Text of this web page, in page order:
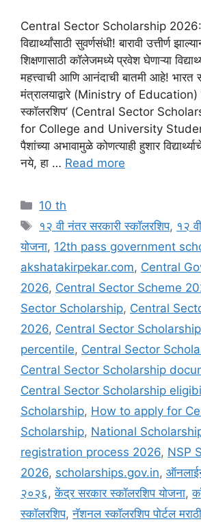
Central Sector Scholarship
विद्यार्थ्यांसाठी सुवर्णसंधी! बारावी उत्तीर्ण
शिक्षणासाठी कॉलेजमध्ये प्रवेश घेणाऱ्या
महत्त्वाची आणि आनंदाची बातमी आहे! भारत
मंत्रालयाद्वारे (Ministry of Education)
स्कॉलरशिप’ (Central Sector
for College and University
पैशांच्या अभावामुळे कोणत्याही हुशार
नये, हा … Read more
Categories
10 th
Tags
१२ वी नंतर सरकारी स्कॉलरशिप, १२
योजना, 12th pass government
akshatakirpekar.com, Central
2026, Central Sector Scheme
Sector Scholarship, Central
2026, Central Sector
percentile, Central Sector
Central Sector Scholarship
Central Sector Scholarship
Scholarship, How to apply for
Scholarship, National
registration process 2026, NSP
2026, scholarships.gov.in,
२०२६ ,केंद्र सरकार स्कॉलरशिप योजना,
स्कॉलरशिप,नॅशनल स्कॉलरशिप पोर्टल मराठी